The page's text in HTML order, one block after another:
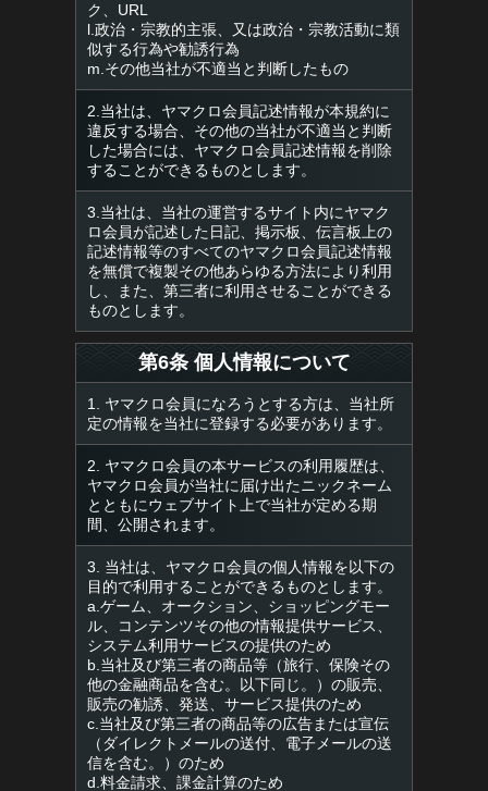
ク、URL
l.政治・宗教的主張、又は政治・宗教活動に類
似する行為や勧誘行為
m.その他当社が不適当と判断したもの
2.当社は、ヤマクロ会員記述情報が本規約に
違反する場合、その他の当社が不適当と判断
した場合には、ヤマクロ会員記述情報を削除
することができるものとします。
3.当社は、当社の運営するサイト内にヤマク
ロ会員が記述した日記、掲示板、伝言板上の
記述情報等のすべてのヤマクロ会員記述情報
を無償で複製その他あらゆる方法により利用
し、また、第三者に利用させることができる
ものとします。
第6条 個人情報について
1. ヤマクロ会員になろうとする方は、当社所
定の情報を当社に登録する必要があります。
2. ヤマクロ会員の本サービスの利用履歴は、
ヤマクロ会員が当社に届け出たニックネーム
とともにウェブサイト上で当社が定める期
間、公開されます。
3. 当社は、ヤマクロ会員の個人情報を以下の
目的で利用することができるものとします。
a.ゲーム、オークション、ショッピングモー
ル、コンテンツその他の情報提供サービス、
システム利用サービスの提供のため
b.当社及び第三者の商品等（旅行、保険その
他の金融商品を含む。以下同じ。）の販売、
販売の勧誘、発送、サービス提供のため
c.当社及び第三者の商品等の広告または宣伝
（ダイレクトメールの送付、電子メールの送
信を含む。）のため
d.料金請求、課金計算のため